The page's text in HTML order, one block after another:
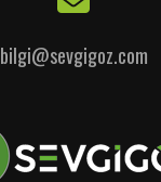
bilgi@sevgigoz.com